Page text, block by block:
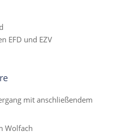
EFD und EZV
mit anschließendem
Wolfach